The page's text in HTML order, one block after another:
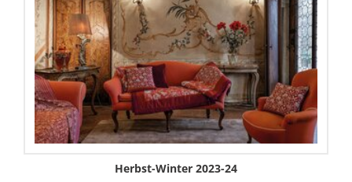
Herbst-Winter 2023-24